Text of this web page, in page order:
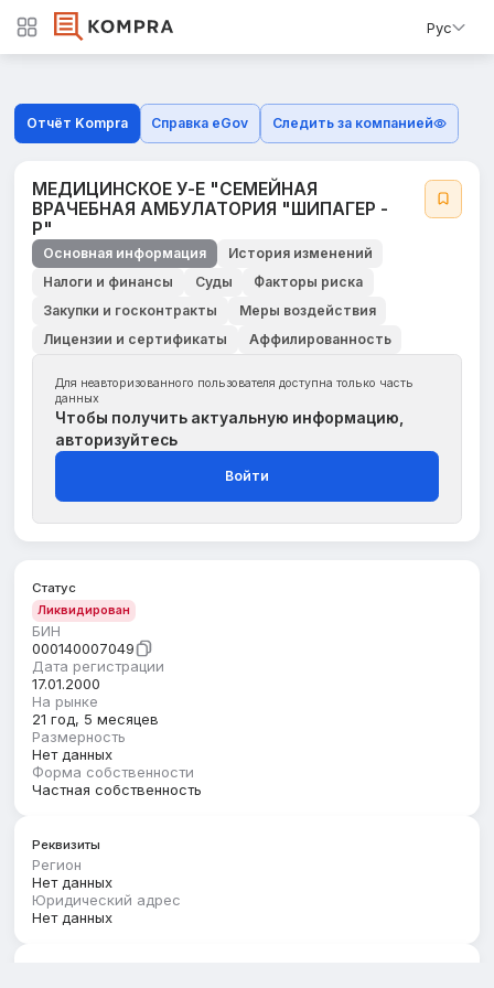
Рус
Отчёт Kompra Справка eGov Следить за компанией
МЕДИЦИНСКОЕ У-Е "СЕМЕЙНАЯ
ВРАЧЕБНАЯ АМБУЛАТОРИЯ "ШИПАГЕР -
Р"
Основная информация
История изменений
Налоги и финансы
Суды
Факторы риска
Закупки и госконтракты
Меры воздействия
Лицензии и сертификаты
Аффилированность
Для неавторизованного пользователя доступна только часть
данных
Чтобы получить актуальную информацию,
авторизуйтесь
Войти
Статус
Ликвидирован
БИН
000140007049
Дата регистрации
17.01.2000
На рынке
21 год, 5 месяцев
Размерность
Нет данных
Форма собственности
Частная собственность
Реквизиты
Регион
Нет данных
Юридический адрес
Нет данных